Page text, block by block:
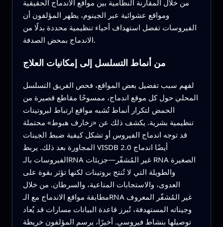
من خلال المقارنة النظامية بين مواقع الاندماج الحقيقية
ومواقع عشوائية عبر الجينوم، يظهر المؤلفون أن
الفيروسات تفضل استهداف أحياء تنظيمية محددة بدلًا من
الاندماج بمحض الصدفة.
من أنماط التسلسل إلى إمكانيات العلاج
لفهم سبب تفضيل بعض المواقع، فحص الفريق التسلسل
المحلي حول كل موقع اندماج، ممسوحًا مقاطع قصيرة من
الحمض لتكرار أنماط تُشبه مواقع ارتباط لبروتينات
تنظيمية بشرية. يكشف ذلك عن «زخارف هبوط» محتملة
قد توجه اندماج الفيروس أو تشكل كيفية ضبط الجينات
المجاورة بعد ذلك. يربط VISDB 2.0 أيضًا اندماج
الفيروسات بالـRNA غير المُشفّر—جزيئات RNA الصغيرة
والطويلة التي لا تُنتج بروتينات لكنها تؤثر بقوة على
العدوى، والاستجابات المناعية، والسرطان. من خلال
مطابقة مواقع الاندماج مع الـRNA غير المُشفّر المعروف
وجيناته المستهدفة، تُبرز قاعدة البيانات مسارات قد يُعاد
توصيلها بنشاط فيروسي. أخيرًا، يرسم المؤلفون خريطة